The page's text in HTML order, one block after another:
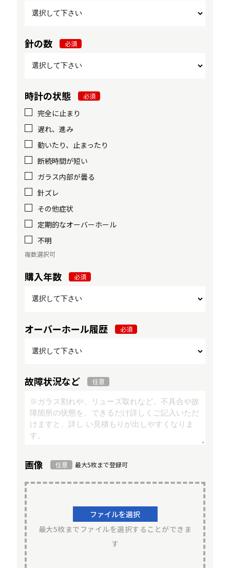
針の数 必須
時計の状態 必須
完全に止まり
遅れ、進み
動いたり、止まったり
断続時間が短い
ガラス内部が曇る
針ズレ
その他症状
定期的なオーバーホール
不明
複数選択可
購入年数 必須
オーバーホール履歴 必須
故障状況など 任意
画像 任意 最大5枚まで登録可
ファイルを選択
最大5枚までファイルを選択することができま
す